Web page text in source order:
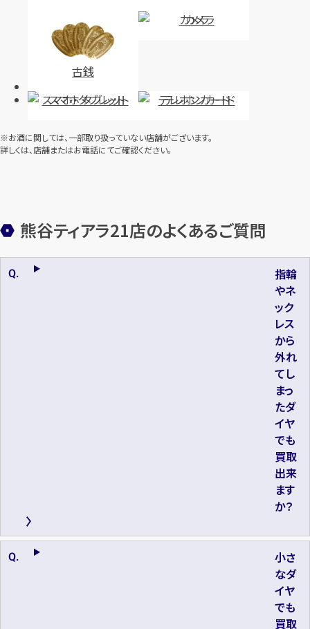
古銭
カメラ
スマホ・タブレット テレホンカード
※お酒に関しては、一部取り扱っていない店舗がございます。
詳しくは、店舗またはお電話にてご確認ください。
熊谷ティアラ21店のよくあるご質問
指輪
やネ
ック
レス
から
外れ
てし
まっ
たダ
イヤ
でも
買取
出来
ます
か？
小さ
なダ
イヤ
でも
買取